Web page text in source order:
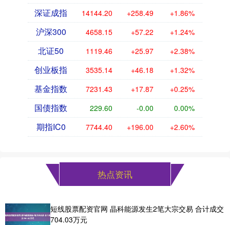
深证成指 14144.20 +258.49 +1.86%
沪深300 4658.15 +57.22 +1.24%
北证50 1119.46 +25.97 +2.38%
创业板指 3535.14 +46.18 +1.32%
基金指数 7231.43 +17.87 +0.25%
国债指数 229.60 -0.00 0.00%
期指IC0 7744.40 +196.00 +2.60%
热点资讯
短线股票配资官网 晶科能源发生2笔大宗交易 合计成交
704.03万元